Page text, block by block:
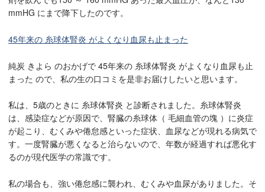
mmHG にまで降下したのです。
45年来の 糸球体腎炎 がよくなり血尿も止まった
純炭 きよら のおかげで 45年来の 糸球体腎炎 がよくなり血尿も止
まった ので、私の生の口コミを是非お届けしたいと思います。
私は、5歳のときに 糸球体腎炎 と診断されました。糸球体腎炎
は、感染症などが原因で、腎臓の糸球体（ 毛細血管の塊 ）に炎症
が起こり、むくみや倦怠感といった症状、血尿などが現れる病気で
す。一度腎臓が悪くなると治らないので、年数が経過すれば悪化す
るのが現代医学の常識です。
私の場合も、強い倦怠感に襲われ、むくみや血尿がありました。そ